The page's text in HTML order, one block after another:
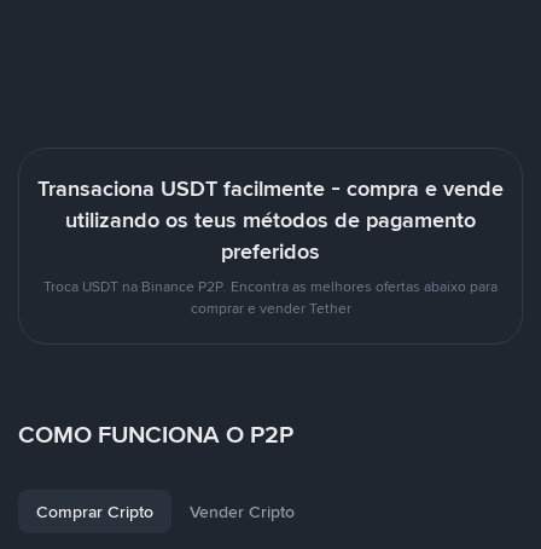
Transaciona USDT facilmente - compra e vende
utilizando os teus métodos de pagamento
preferidos
Troca USDT na Binance P2P. Encontra as melhores ofertas abaixo para
comprar e vender Tether
COMO FUNCIONA O P2P
Comprar Cripto Vender Cripto